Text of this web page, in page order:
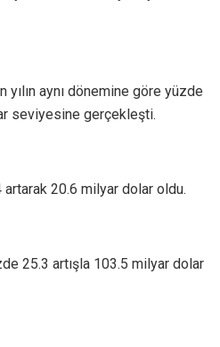
aynı dönemine göre yüzde
seviyesine gerçekleşti.
artarak 20.6 milyar dolar oldu.
25.3 artışla 103.5 milyar dolar